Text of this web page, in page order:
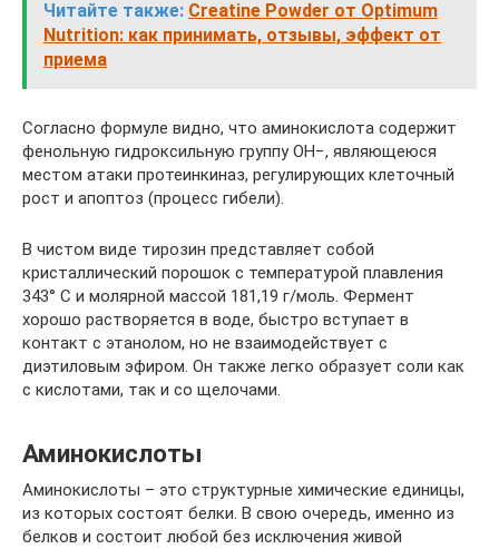
Читайте также: Creatine Powder от Optimum
Nutrition: как принимать, отзывы, эффект от
приема
Согласно формуле видно, что аминокислота содержит
фенольную гидроксильную группу OH−, являющеюся
местом атаки протеинкиназ, регулирующих клеточный
рост и апоптоз (процесс гибели).
В чистом виде тирозин представляет собой
кристаллический порошок с температурой плавления
343° C и молярной массой 181,19 г/моль. Фермент
хорошо растворяется в воде, быстро вступает в
контакт с этанолом, но не взаимодействует с
диэтиловым эфиром. Он также легко образует соли как
с кислотами, так и со щелочами.
Аминокислоты
Аминокислоты – это структурные химические единицы,
из которых состоят белки. В свою очередь, именно из
белков и состоит любой без исключения живой